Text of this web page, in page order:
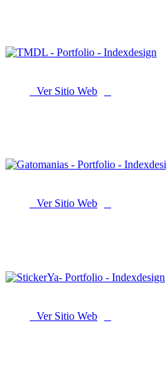
Ver Sitio Web
Ver Sitio Web
Ver Sitio Web